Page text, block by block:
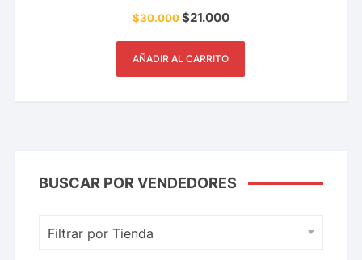
$30.000$21.000
AÑADIR AL CARRITO
BUSCAR POR VENDEDORES
Filtrar por Tienda